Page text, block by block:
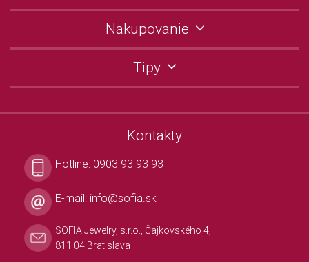
Nakupovanie
Tipy
Kontakty
Hotline: 0903 93 93 93
E-mail: info@sofia.sk
SOFIA Jewelry, s.r.o., Čajkovského 4,
811 04 Bratislava